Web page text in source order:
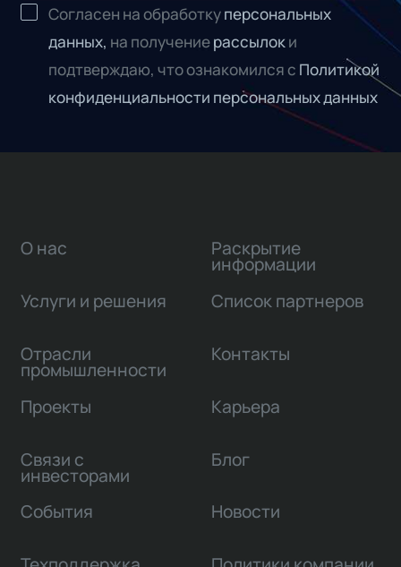
Согласен на обработкуперсональных
данных, на получениерассылоки
подтверждаю, что ознакомился с Политикой
конфиденциальности персональных данных
О нас
Услуги и решения
Отрасли
промышленности
Проекты
Связи с
инвесторами
Раскрытие
информации
Список партнеров
Контакты
Карьера
Блог
События Новости